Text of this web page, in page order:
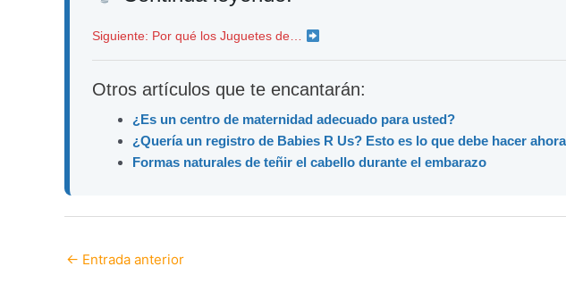
Siguiente: Por qué los Juguetes de…
Otros artículos que te encantarán:
¿Es un centro de maternidad adecuado para usted?
¿Quería un registro de Babies R Us? Esto es lo que debe hacer ahora
Formas naturales de teñir el cabello durante el embarazo
← Entrada anterior